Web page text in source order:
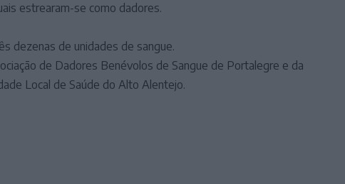
estrearam-se como dadores.
dezenas de unidades de sangue.
de Dadores Benévolos de Sangue de Portalegre e da
Local de Saúde do Alto Alentejo.